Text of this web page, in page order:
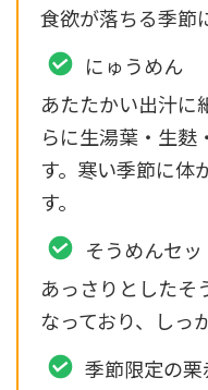
食欲が落ちる季節
にゅうめん
あたたかい出汁に
らに生湯葉・生麩
す。寒い季節に体
す。
そうめんセッ
あっさりとしたそ
なっており、しっ
季節限定の栗